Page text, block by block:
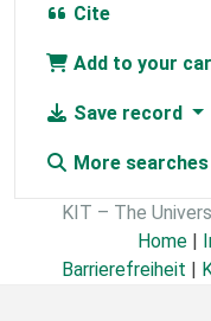
Cite
Add to your
Save record
More searches
KIT – The
Home |
Barrierefreiheit |